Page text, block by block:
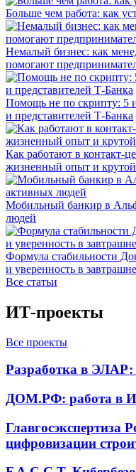
Больше чем работа: как
Немалый бизнес: как
помогают
Помощь не по скрипту: 5
и представителей Т-Банка
Как работают в контакт-
жизненный опыт и крутой
Мобильный банкир в
людей
Формула стабильности
и уверенность в
Все статьи
ИТ-проекты
Все проекты
Разработка в ЭЛАР:
ДОМ.РФ: работа в
Главгосэкспертиза
цифровизации